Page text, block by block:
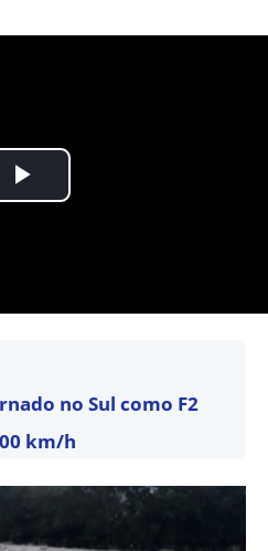
no Sul como F2
km/h